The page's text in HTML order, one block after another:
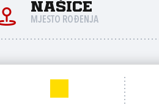
Našice
MJESTO ROĐENJA